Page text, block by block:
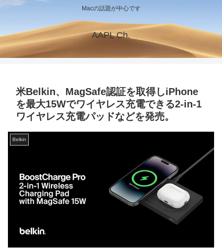
Macの話題が中心です
AAPL Ch.
米Belkin、MagSafe認証を取得しiPhone
を最大15Wでワイヤレス充電できる2-in-1
ワイヤレス充電パッドなどを発売。
Belkin